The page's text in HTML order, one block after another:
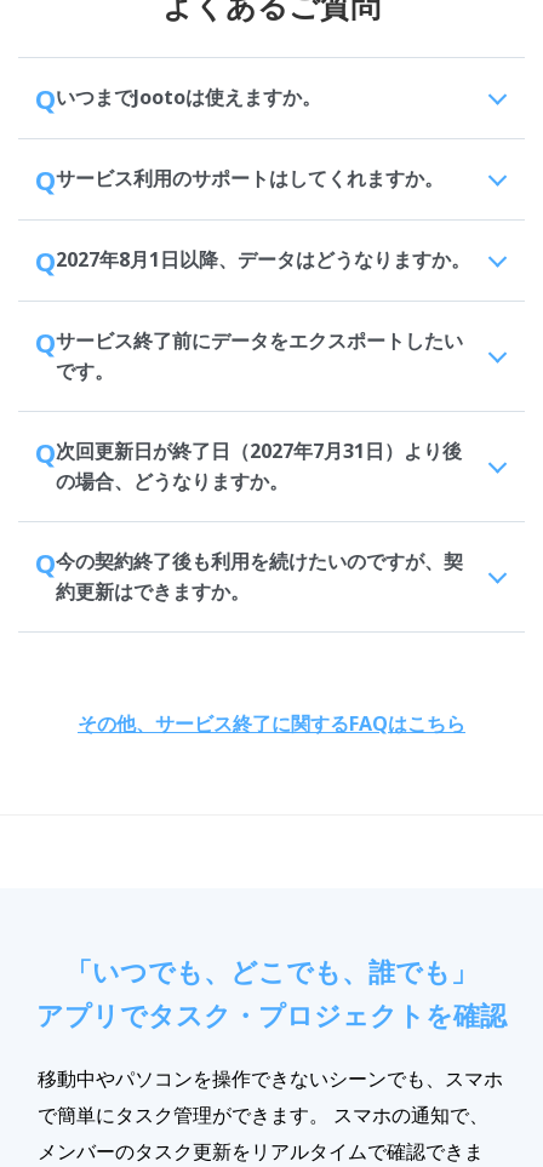
QいつまでJootoは使えますか。
Qサービス利用のサポートはしてくれますか。
Q2027年8月1日以降、データはどうなりますか。
Qサービス終了前にデータをエクスポートしたい
です。
Q次回更新日が終了日（2027年7月31日）より後
の場合、どうなりますか。
Q今の契約終了後も利用を続けたいのですが、契
約更新はできますか。
その他、サービス終了に関するFAQはこちら
「いつでも、どこでも、誰でも」
アプリでタスク・プロジェクトを確認
移動中やパソコンを操作できないシーンでも、スマホ
で簡単にタスク管理ができます。 スマホの通知で、
メンバーのタスク更新をリアルタイムで確認できま